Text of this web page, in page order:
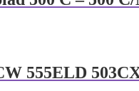
555ELD